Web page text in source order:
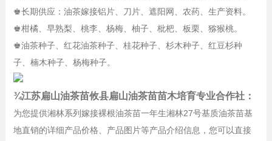
♚长期供应：油茶嫁接铝片、刀片、遮阳网、农药、生产资料。
♚柑橘、早熟梨、桃李、杨梅、柚子、枇杷、板栗、猕猴桃。
♚油茶种子、红花油茶种子、桂花种子、杉木种子、红豆杉种
子、楠木种子、杨梅种子。
¾江苏扁山油茶苗攸县扁山油茶苗苗木培育专业合作社：
为您提供湘林系列嫁接裸根油茶苗一年生湘林27号基质油茶苗基
地直销的详细产品价格、产品图片等产品介绍信息，您可以直接